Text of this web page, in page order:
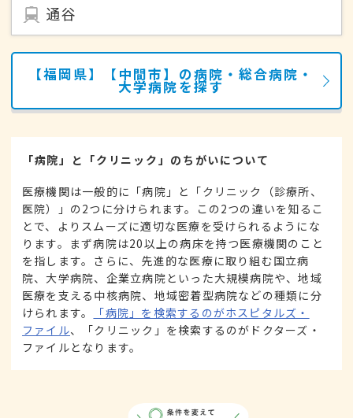
通谷
【福岡県】【中間市】の病院・総合病院・
大学病院を探す
「病院」と「クリニック」のちがいについて
医療機関は一般的に「病院」と「クリニック（診療所、
医院）」の2つに分けられます。この2つの違いを知るこ
とで、よりスムーズに適切な医療を受けられるようにな
ります。まず病院は20以上の病床を持つ医療機関のこと
を指します。さらに、先進的な医療に取り組む国立病
院、大学病院、企業立病院といった大規模病院や、地域
医療を支える中核病院、地域密着型病院などの種類に分
けられます。
「病院」を検索するのがホスピタルズ・
ファイル、「クリニック」を検索するのがドクターズ・
ファイルとなります。